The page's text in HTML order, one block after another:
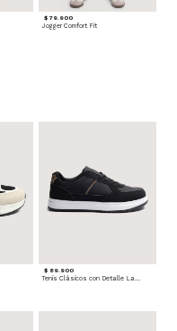
$ 79.900
Jogger Comfort Fit
$ 89.900
Tenis Clásicos con Detalle Lateral